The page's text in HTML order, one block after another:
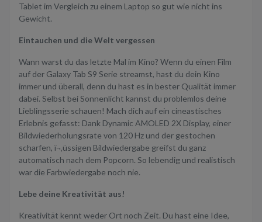
Tablet im Vergleich zu einem Laptop so gut wie nicht ins
Gewicht.
Eintauchen und die Welt vergessen
Wann warst du das letzte Mal im Kino? Wenn du einen Film
auf der Galaxy Tab S9 Serie streamst, hast du dein Kino
immer und überall, denn du hast es in bester Qualität immer
dabei. Selbst bei Sonnenlicht kannst du problemlos deine
Lieblingsserie schauen! Mach dich auf ein cineastisches
Erlebnis gefasst: Dank Dynamic AMOLED 2X Display, einer
Bildwiederholungsrate von 120 Hz und der gestochen
scharfen, ï¬‚üssigen Bildwiedergabe greifst du ganz
automatisch nach dem Popcorn. So lebendig und realistisch
war die Farbwiedergabe noch nie.
Lebe deine Kreativität aus!
Kreativität kennt weder Ort noch Zeit. Du hast eine Idee,